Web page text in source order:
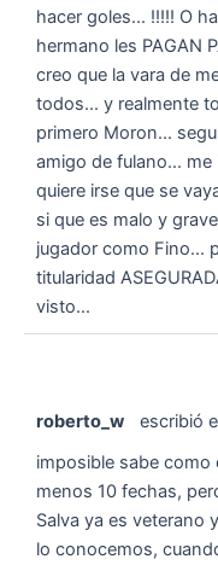
hacer goles... !!!!! O
hermano les PAGAN
creo que la vara de
todos... y realmente
primero Moron...
amigo de fulano...
quiere irse que se
si que es malo y
jugador como Fino...
titularidad
visto...
roberto_w escribió
imposible sabe como
menos 10 fechas,
Salva ya es veterano
lo conocemos,